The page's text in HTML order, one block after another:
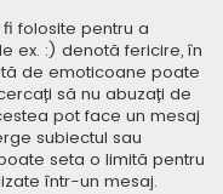
folosite pentru a
ex. :) denotă fericire, în
de emoticoane poate
să nu abuzați de
pot face un mesaj
subiectul sau
seta o limită pentru
într-un mesaj.